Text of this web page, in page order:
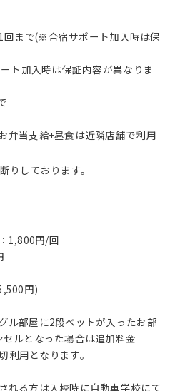
まで(※合宿サポート加入時は保
ト加入時は保証内容が異なりま
弁当支給+昼食は近隣店舗で利用
しております。
1,800円/回
円)
ル部屋に2段ベットが入ったお部
ルとなった場合は追加料金
用となります。
れる方は入校時に自動車学校にて